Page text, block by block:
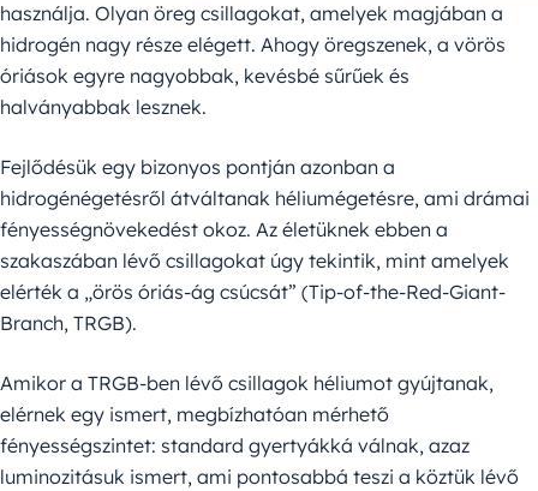
használja. Olyan öreg csillagokat, amelyek magjában a
hidrogén nagy része elégett. Ahogy öregszenek, a vörös
óriások egyre nagyobbak, kevésbé sűrűek és
halványabbak lesznek.
Fejlődésük egy bizonyos pontján azonban a
hidrogénégetésről átváltanak héliumégetésre, ami drámai
fényességnövekedést okoz. Az életüknek ebben a
szakaszában lévő csillagokat úgy tekintik, mint amelyek
elérték a „örös óriás-ág csúcsát” (Tip-of-the-Red-Giant-
Branch, TRGB).
Amikor a TRGB-ben lévő csillagok héliumot gyújtanak,
elérnek egy ismert, megbízhatóan mérhető
fényességszintet: standard gyertyákká válnak, azaz
luminozitásuk ismert, ami pontosabbá teszi a köztük lévő